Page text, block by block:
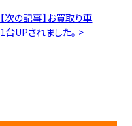
【次の記事】お買取り車
1台UPされました。 >